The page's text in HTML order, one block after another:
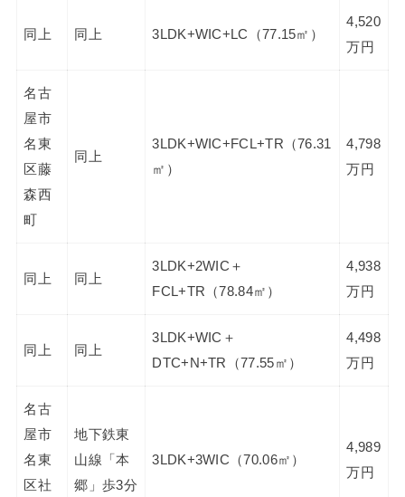
同上 同上 3LDK+WIC+LC（77.15㎡）
4,520
万円
名古
屋市
名東
区藤
森西
町
同上
3LDK+WIC+FCL+TR（76.31
㎡）
4,798
万円
同上 同上
3LDK+2WIC＋
FCL+TR（78.84㎡）
4,938
万円
同上 同上
3LDK+WIC＋
DTC+N+TR（77.55㎡）
4,498
万円
名古
屋市
名東
区社
地下鉄東
山線「本
郷」歩3分
3LDK+3WIC（70.06㎡）
4,989
万円